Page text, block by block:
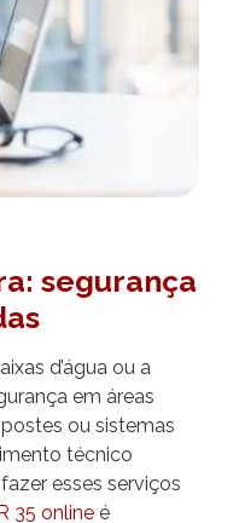
segurança
d’água ou a
em áreas
ou sistemas
técnico
esses serviços
35 online é